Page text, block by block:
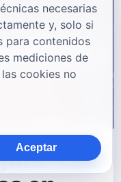
“Las
necesarias
y, solo si
para contenidos
mediciones de
cookies no
Aceptar